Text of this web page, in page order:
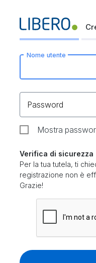
Nome utente
Password
Mostra
Verifica di sicurezza
Per la tua tutela, ti
registrazione non è
Grazie!